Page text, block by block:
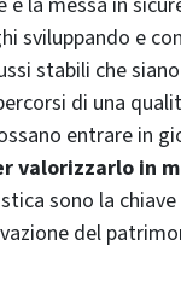
sviluppando e
stabili che
di una
entrare in
valorizzarlo in
sono la
del